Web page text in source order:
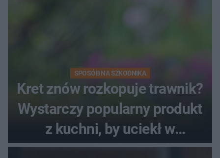
SPOSÓB NA SZKODNIKA
Kret znów rozkopuje trawnik?
Wystarczy popularny produkt
z kuchni, by uciekł w
popłochu